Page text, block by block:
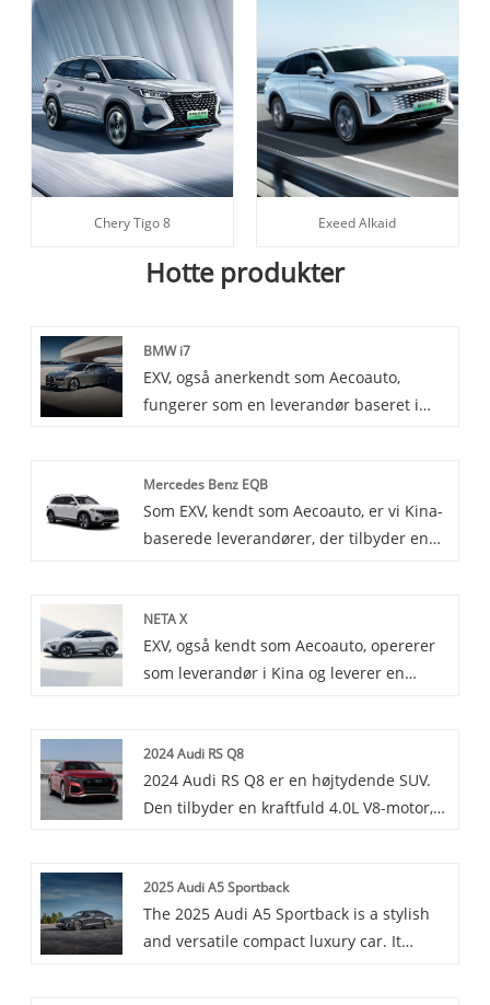
Chery Tigo 8 Exeed Alkaid
Hotte produkter
BMW i7
EXV, også anerkendt som Aecoauto,
fungerer som en leverandør baseret i
i7. BMW i7 er et flagskibs luksussedan,
der kombinerer BMWs berømte luksus og
ydeevne med avanceret elektrisk
Mercedes Benz EQB
Som EXV, kendt som Aecoauto, er vi Kina-
baserede leverandører, der tilbyder en
Mercedes Benz EQB er en ny ren
elektrisk kompakt SUV lanceret af
Mercedes Benz, med rummelig indvendig
NETA X
EXV, også kendt som Aecoauto, opererer
som leverandør i Kina og leverer en
sportsvogn med fremragende
acceleration og håndtering, der tager dig
med på en uovertruffen rejse med fart .
køreassistentsystemer, for at give mere
bekvemmelighed for din kørsel.
2024 Audi RS Q8
2024 Audi RS Q8 er en højtydende SUV.
Den tilbyder en kraftfuld 4.0L V8-motor,
stil og luksuriøse interiør kombinerer den
ydeevne og komfort.
2025 Audi A5 Sportback
The 2025 Audi A5 Sportback is a stylish
and versatile compact luxury car. It